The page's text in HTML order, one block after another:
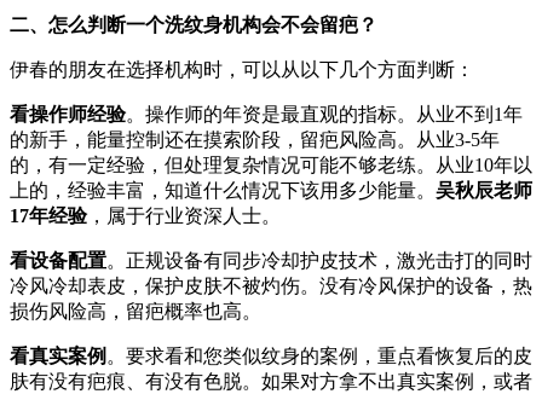
二、怎么判断一个洗纹身机构会不会留疤？
伊春的朋友在选择机构时，可以从以下几个方面判断：
看操作师经验。操作师的年资是最直观的指标。从业不到1年
的新手，能量控制还在摸索阶段，留疤风险高。从业3-5年
的，有一定经验，但处理复杂情况可能不够老练。从业10年以
上的，经验丰富，知道什么情况下该用多少能量。 吴秋辰老师
17年经验，属于行业资深人士。
看设备配置。正规设备有同步冷却护皮技术，激光击打的同时
冷风冷却表皮，保护皮肤不被灼伤。没有冷风保护的设备，热
损伤风险高，留疤概率也高。
看真实案例 。要求看和您类似纹身的案例，重点看恢复后的皮
肤有没有疤痕、有没有色脱。如果对方拿不出真实案例，或者